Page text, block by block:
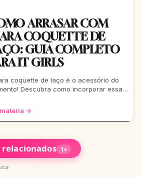
ARRASAR COM
COQUETTE DE
GUIA COMPLETO
IT GIRLS
coquette de laço é o acessório do
Descubra como incorporar essa
do casual ao
→
1▾